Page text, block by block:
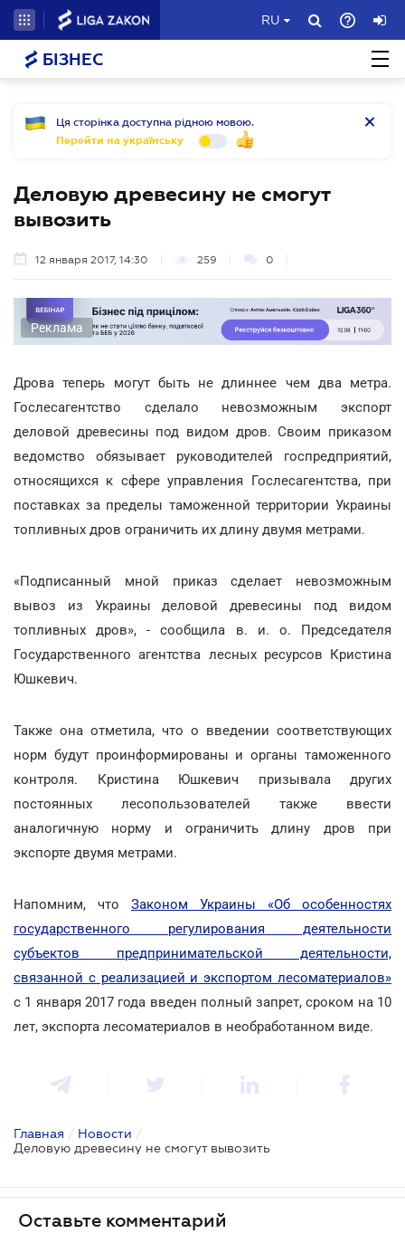
RU
БІЗНЕС
Ця сторінка доступна рідною мовою.
Перейти на українську
Деловую древесину не смогут
вывозить
12 января 2017, 14:30 259 0
Реклама
Дрова теперь могут быть не длиннее чем два метра.
Гослесагентство сделало невозможным экспорт
деловой древесины под видом дров. Своим приказом
ведомство обязывает руководителей госпредприятий,
относящихся к сфере управления Гослесагентства, при
поставках за пределы таможенной территории Украины
топливных дров ограничить их длину двумя метрами.
«Подписанный мной приказ сделает невозможным
вывоз из Украины деловой древесины под видом
топливных дров», - сообщила в. и. о. Председателя
Государственного агентства лесных ресурсов Кристина
Юшкевич.
Также она отметила, что о введении соответствующих
норм будут проинформированы и органы таможенного
контроля. Кристина Юшкевич призывала других
постоянных лесопользователей также ввести
аналогичную норму и ограничить длину дров при
экспорте двумя метрами.
Напомним, что Законом Украины «Об особенностях
государственного регулирования деятельности
субъектов предпринимательской деятельности,
связанной с реализацией и экспортом лесоматериалов»
с 1 января 2017 года введен полный запрет, сроком на 10
лет, экспорта лесоматериалов в необработанном виде.
Главная / Новости /
Деловую древесину не смогут вывозить
Оставьте комментарий